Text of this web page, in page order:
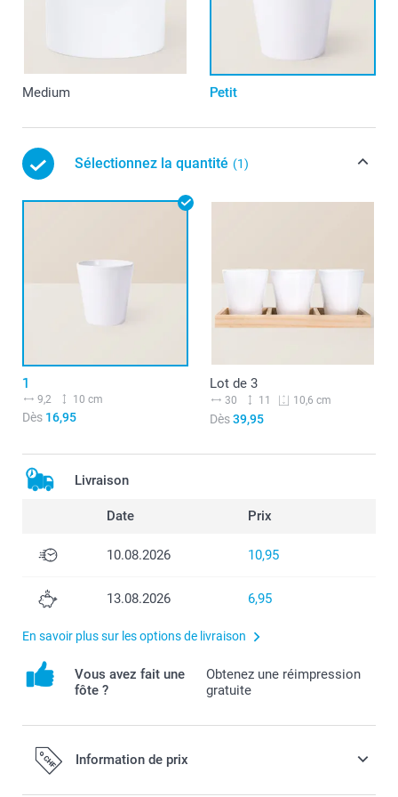
Medium Petit
Sélectionnez la quantité (1)
1
9,2 10 cm
Dès 16,95
Lot de 3
30 11 10,6 cm
Dès39,95
Livraison
Date Prix
10.08.2026 10,95
13.08.2026 6,95
En savoir plus sur les options de livraison
Vous avez fait une
fôte ?
Obtenez une réimpression
gratuite
Information de prix